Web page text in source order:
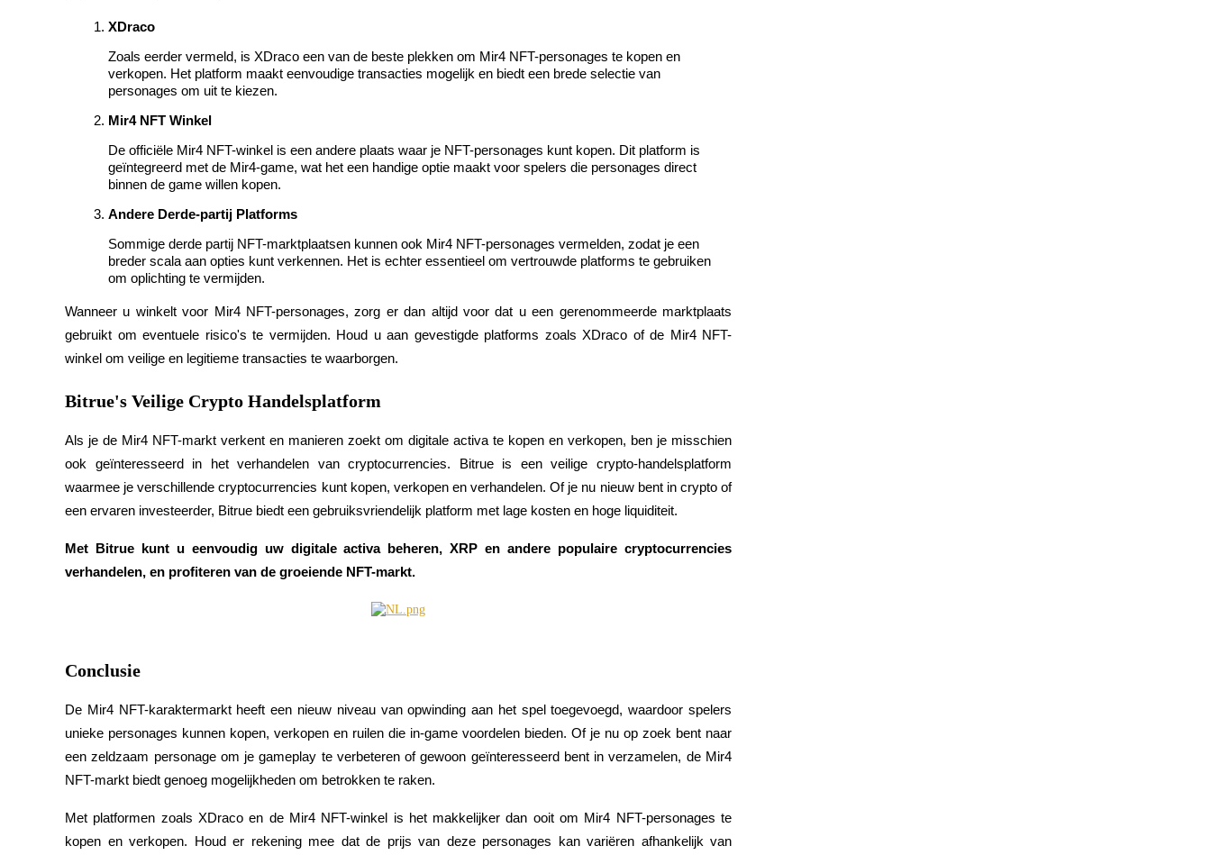
BTR-vergrendelingen
Door crypto ondersteunde leenservice
XDraco
Zoals eerder vermeld, is XDraco een van de beste plekken om Mir4 NFT-personages te kopen en
verkopen. Het platform maakt eenvoudige transacties mogelijk en biedt een brede selectie van
personages om uit te kiezen.
Mir4 NFT Winkel
De officiële Mir4 NFT-winkel is een andere plaats waar je NFT-personages kunt kopen. Dit platform is
geïntegreerd met de Mir4-game, wat het een handige optie maakt voor spelers die personages direct
binnen de game willen kopen.
Andere Derde-partij Platforms
Sommige derde partij NFT-marktplaatsen kunnen ook Mir4 NFT-personages vermelden, zodat je een
breder scala aan opties kunt verkennen. Het is echter essentieel om vertrouwde platforms te gebruiken
om oplichting te vermijden.
Wanneer u winkelt voor Mir4 NFT-personages, zorg er dan altijd voor dat u een gerenommeerde marktplaats
gebruikt om eventuele risico's te vermijden. Houd u aan gevestigde platforms zoals XDraco of de Mir4 NFT-
winkel om veilige en legitieme transacties te waarborgen.
Bitrue's Veilige Crypto Handelsplatform
Als je de Mir4 NFT-markt verkent en manieren zoekt om digitale activa te kopen en verkopen, ben je misschien
ook geïnteresseerd in het verhandelen van cryptocurrencies. Bitrue is een veilige crypto-handelsplatform
waarmee je verschillende cryptocurrencies kunt kopen, verkopen en verhandelen. Of je nu nieuw bent in crypto of
een ervaren investeerder, Bitrue biedt een gebruiksvriendelijk platform met lage kosten en hoge liquiditeit.
Met Bitrue kunt u eenvoudig uw digitale activa beheren, XRP en andere populaire cryptocurrencies
verhandelen, en profiteren van de groeiende NFT-markt.
Conclusie
De Mir4 NFT-karaktermarkt heeft een nieuw niveau van opwinding aan het spel toegevoegd, waardoor spelers
unieke personages kunnen kopen, verkopen en ruilen die in-game voordelen bieden. Of je nu op zoek bent naar
een zeldzaam personage om je gameplay te verbeteren of gewoon geïnteresseerd bent in verzamelen, de Mir4
NFT-markt biedt genoeg mogelijkheden om betrokken te raken.
Met platformen zoals XDraco en de Mir4 NFT-winkel is het makkelijker dan ooit om Mir4 NFT-personages te
kopen en verkopen. Houd er rekening mee dat de prijs van deze personages kan variëren afhankelijk van